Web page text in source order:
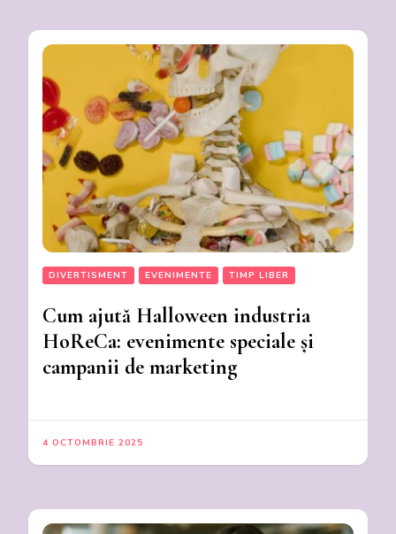
DIVERTISMENT EVENIMENTE TIMP LIBER
Cum ajută Halloween industria
HoReCa: evenimente speciale și
campanii de marketing
4 OCTOMBRIE 2025